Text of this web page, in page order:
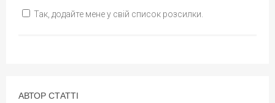
Так, додайте мене у свій список розсилки.
АВТОР СТАТТІ